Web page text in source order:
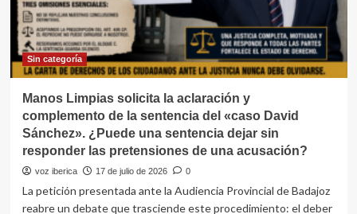
Unido
de
Gran
Bretaña
sobre
¿Por
qué
callan
PP
¿A
qué
Sin categoría
Manos Limpias solicita la aclaración y
complemento de la sentencia del «caso David
Sánchez». ¿Puede una sentencia dejar sin
responder las pretensiones de una acusación?
voz iberica 17 de julio de 2026 0
La petición presentada ante la Audiencia Provincial de Badajoz
reabre un debate que trasciende este procedimiento: el deber